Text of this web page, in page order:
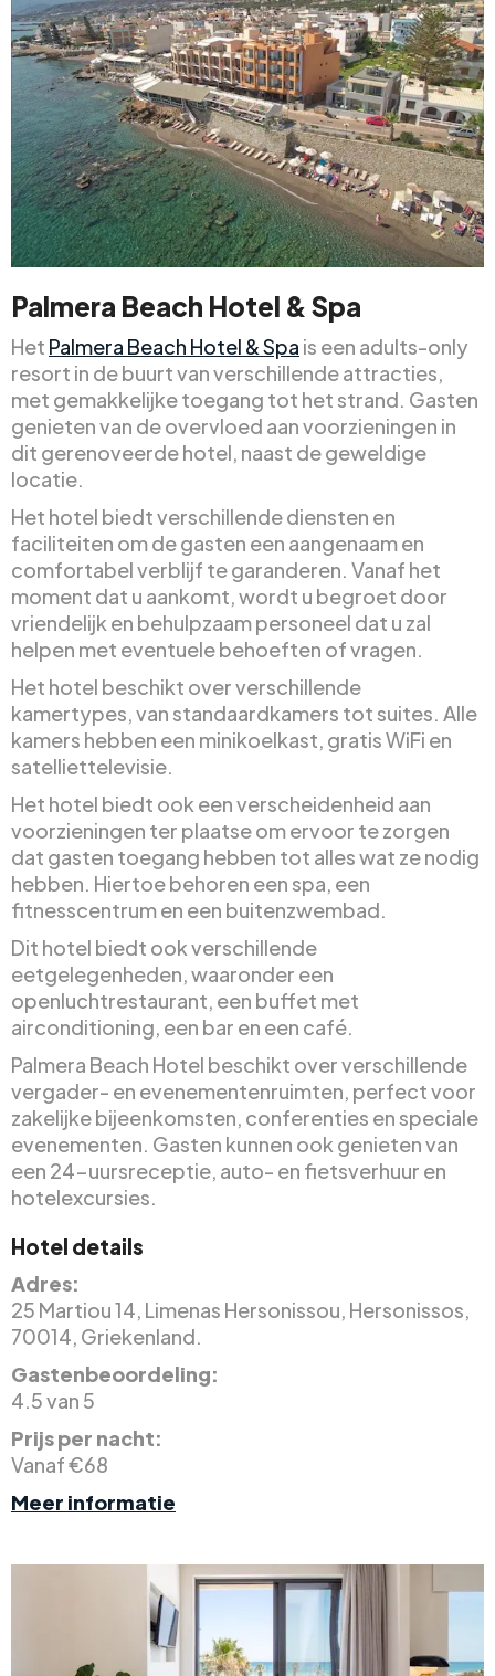
Palmera Beach Hotel & Spa
Het Palmera Beach Hotel & Spa is een adults-only
resort in de buurt van verschillende attracties,
met gemakkelijke toegang tot het strand. Gasten
genieten van de overvloed aan voorzieningen in
dit gerenoveerde hotel, naast de geweldige
locatie.
Het hotel biedt verschillende diensten en
faciliteiten om de gasten een aangenaam en
comfortabel verblijf te garanderen. Vanaf het
moment dat u aankomt, wordt u begroet door
vriendelijk en behulpzaam personeel dat u zal
helpen met eventuele behoeften of vragen.
Het hotel beschikt over verschillende
kamertypes, van standaardkamers tot suites. Alle
kamers hebben een minikoelkast, gratis WiFi en
satelliettelevisie.
Het hotel biedt ook een verscheidenheid aan
voorzieningen ter plaatse om ervoor te zorgen
dat gasten toegang hebben tot alles wat ze nodig
hebben. Hiertoe behoren een spa, een
fitnesscentrum en een buitenzwembad.
Dit hotel biedt ook verschillende
eetgelegenheden, waaronder een
openluchtrestaurant, een buffet met
airconditioning, een bar en een café.
Palmera Beach Hotel beschikt over verschillende
vergader- en evenementenruimten, perfect voor
zakelijke bijeenkomsten, conferenties en speciale
evenementen. Gasten kunnen ook genieten van
een 24-uursreceptie, auto- en fietsverhuur en
hotelexcursies.
Hotel details
Adres:
25 Martiou 14, Limenas Hersonissou, Hersonissos,
70014, Griekenland.
Gastenbeoordeling:
4.5 van 5
Prijs per nacht:
Vanaf €68
Meer informatie